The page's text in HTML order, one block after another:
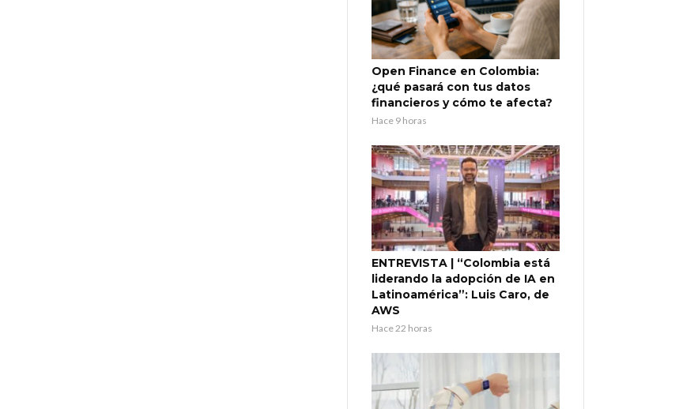
Open Finance en Colombia:
¿qué pasará con tus datos
financieros y cómo te afecta?
Hace 9 horas
ENTREVISTA | “Colombia está
liderando la adopción de IA en
Latinoamérica”: Luis Caro, de
AWS
Hace 22 horas